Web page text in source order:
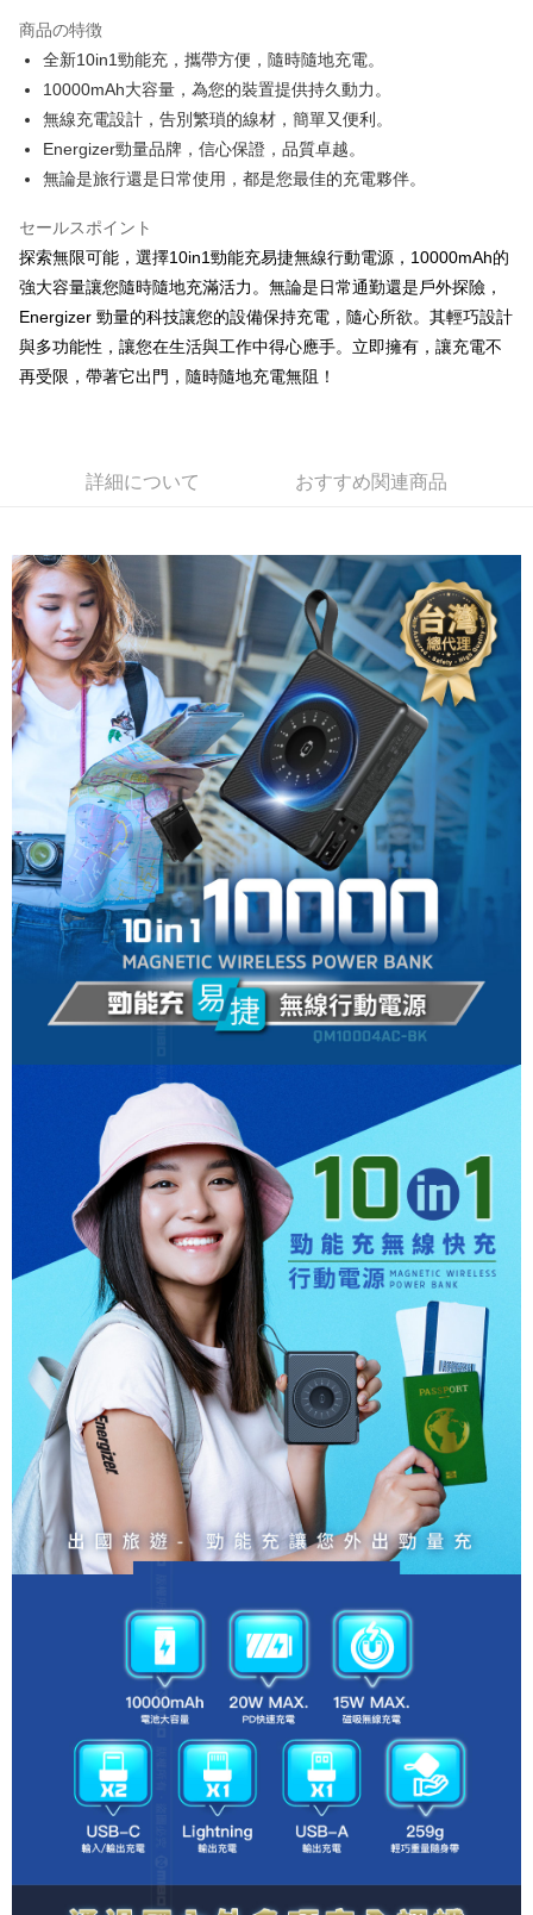
台湾中小企業銀行
HSBC(台湾)商業銀行
華泰商業銀行
聯邦商業銀行
遠東国際商業銀行
元大商業銀行
永豐商業銀行
玉山商業銀行
星展(台湾)商業銀行
台新國際商業銀行
中国信託商業銀行
台湾楽天クレジットカード会社
Apple Pay
Easy Wallet
ATM払い
配送方法
全家取貨付款
配送毎にNT$60、NT$699以上で送料無料
線上付款後7-11取貨
配送毎にNT$60、NT$699以上で送料無料
宅配
配送毎にNT$60、NT$699以上で送料無料
離島宅配
配送毎にNT$200
商品の特徴
全新10in1勁能充，攜帶方便，隨時隨地充電。
10000mAh大容量，為您的裝置提供持久動力。
無線充電設計，告別繁瑣的線材，簡單又便利。
Energizer勁量品牌，信心保證，品質卓越。
無論是旅行還是日常使用，都是您最佳的充電夥伴。
セールスポイント
探索無限可能，選擇10in1勁能充易捷無線行動電源，10000mAh的
強大容量讓您隨時隨地充滿活力。無論是日常通勤還是戶外探險，
Energizer 勁量的科技讓您的設備保持充電，隨心所欲。其輕巧設計
與多功能性，讓您在生活與工作中得心應手。立即擁有，讓充電不
再受限，帶著它出門，隨時隨地充電無阻！
詳細について おすすめ関連商品